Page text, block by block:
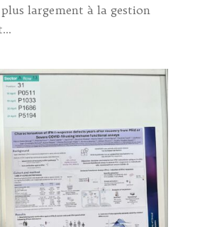
plus largement à la gestion